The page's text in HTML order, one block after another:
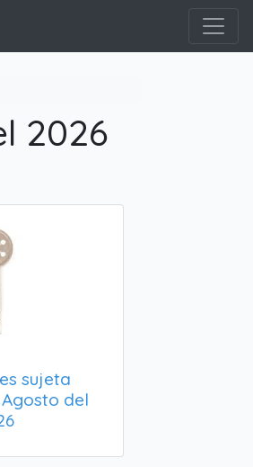
2026
sujeta
del